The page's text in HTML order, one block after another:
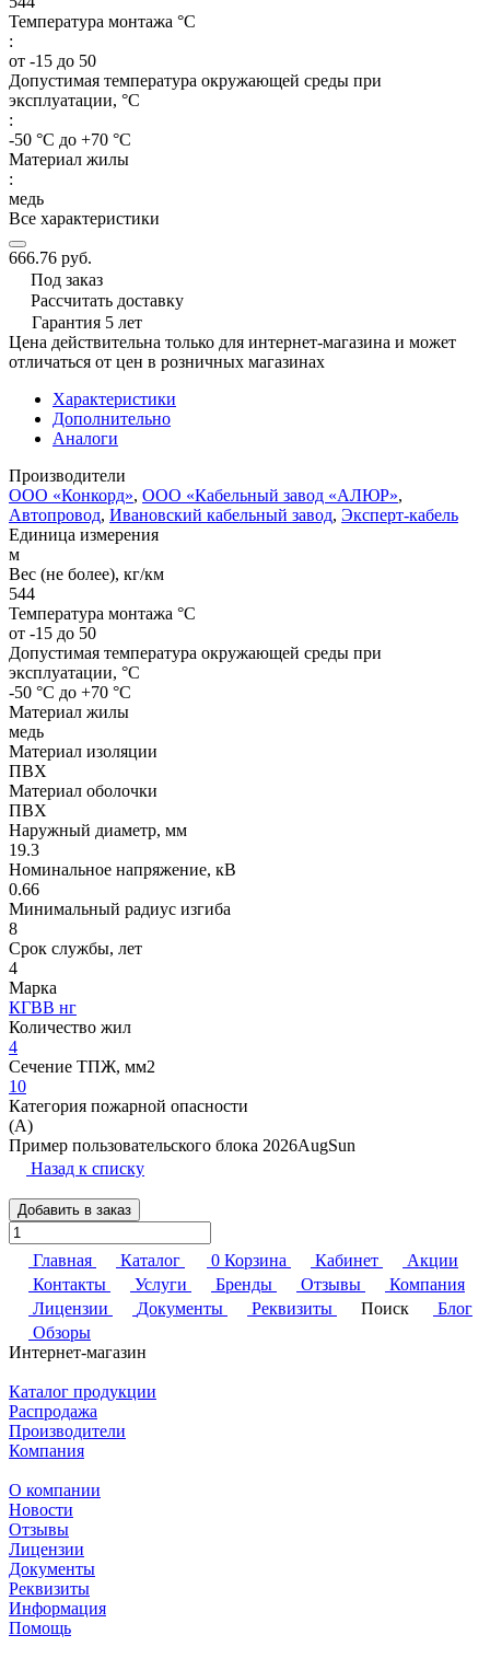
Температура монтажа °C
:
от -15 до 50
Допустимая температура окружающей среды при
эксплуатации, °C
:
-50 °С до +70 °С
Материал жилы
:
медь
Все характеристики
666.76 руб.
Под заказ
Рассчитать доставку
Гарантия 5 лет
Цена действительна только для интернет-магазина и может
отличаться от цен в розничных магазинах
Характеристики
Дополнительно
Аналоги
Производители
ООО «Конкорд», ООО «Кабельный завод «АЛЮР»,
Автопровод, Ивановский кабельный завод, Эксперт-кабель
Единица измерения
м
Вес (не более), кг/км
544
Температура монтажа °C
от -15 до 50
Допустимая температура окружающей среды при
эксплуатации, °C
-50 °С до +70 °С
Материал жилы
медь
Материал изоляции
ПВХ
Материал оболочки
ПВХ
Наружный диаметр, мм
19.3
Номинальное напряжение, кВ
0.66
Минимальный радиус изгиба
8
Срок службы, лет
4
Марка
КГВВ нг
Количество жил
4
Сечение ТПЖ, мм2
10
Категория пожарной опасности
(A)
Пример пользовательского блока 2026AugSun
Назад к списку
Добавить в заказ
Главная Каталог 0 Корзина Кабинет
Акции
Контакты
Услуги Бренды Отзывы
Компания
Лицензии
Документы Реквизиты Поиск
Блог
Обзоры
Интернет-магазин
Каталог продукции
Распродажа
Производители
Компания
О компании
Новости
Отзывы
Лицензии
Документы
Реквизиты
Информация
Помощь